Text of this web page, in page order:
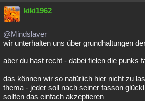
kiki1962
@Mindslaver
wir unterhalten uns über grundhaltungen
aber du hast recht - dabei fielen die punks
das können wir so natürlich hier nicht zu
thema - jeder soll nach seiner fasson
sollten das einfach akzeptieren